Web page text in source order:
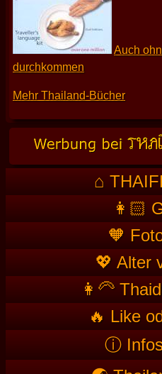
Auch
durchkommen
Mehr Thailand-Bücher
⌂
👩🏻
🧡
💖 Alter
👩‍🦳
🔥 Like
ⓘ